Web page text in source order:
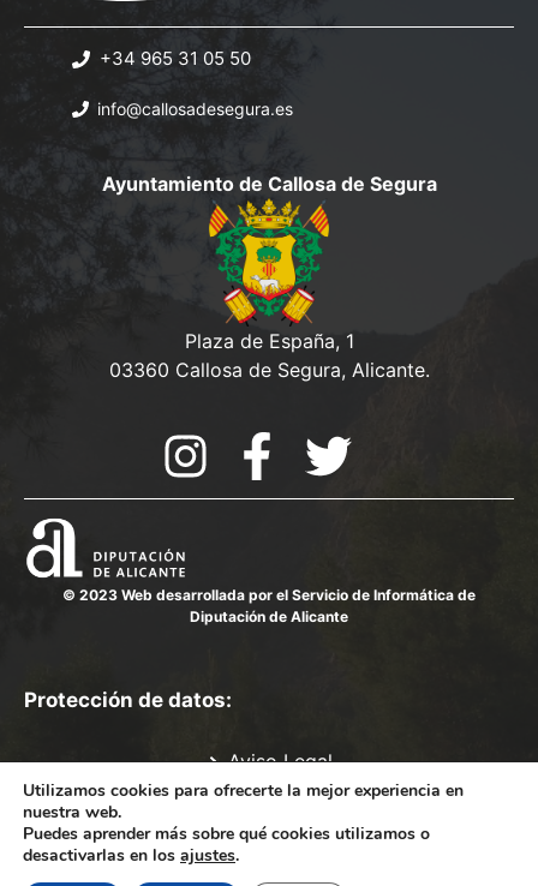
+34 965 31 05 50
info@callosadesegura.es
Ayuntamiento de Callosa de Segura
Plaza de España, 1
03360 Callosa de Segura, Alicante.
© 2023 Web desarrollada por el Servicio de Informática de
Diputación de Alicante
Protección de datos:
Aviso Legal
Política de Privacidad
Mapa del sitio
Utilizamos cookies para ofrecerte la mejor experiencia en
nuestra web.
Puedes aprender más sobre qué cookies utilizamos o
desactivarlas en los ajustes.